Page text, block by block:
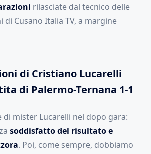
rilasciate dal tecnico delle
di Cusano Italia TV, a margine
di Cristiano Lucarelli
di Palermo-Ternana 1-1
di mister Lucarelli nel dopo gara:
soddisfatto del risultato e
. Poi, come sempre, dobbiamo